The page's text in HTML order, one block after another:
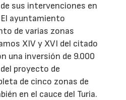
sus intervenciones en
ayuntamiento
de varias zonas
XIV y XVI del citado
una inversión de 9.000
proyecto de
de cinco zonas de
en el cauce del Turia.